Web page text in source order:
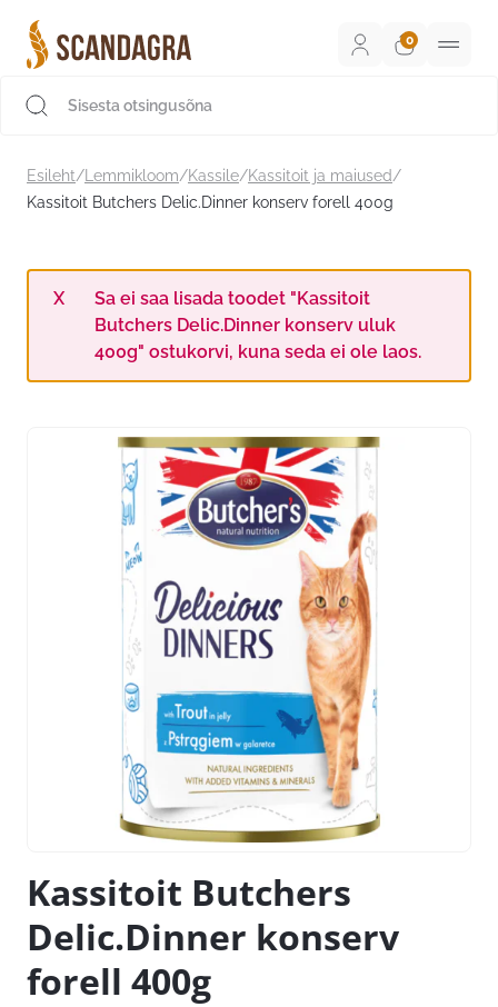
sisu
juurde
Esileht/ Lemmikloom/Kassile/Kassitoit ja maiused/
Kassitoit Butchers Delic.Dinner konserv forell 400g
Sa ei saa lisada toodet "Kassitoit
Butchers Delic.Dinner konserv uluk
400g" ostukorvi, kuna seda ei ole laos.
Kassitoit Butchers
Delic.Dinner konserv
forell 400g